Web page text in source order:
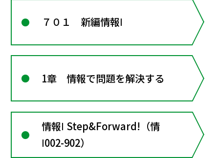
７０１ 新編情報Ⅰ
1章 情報で問題を解決する
情報Ⅰ Step&Forward!（情
Ⅰ002-902）